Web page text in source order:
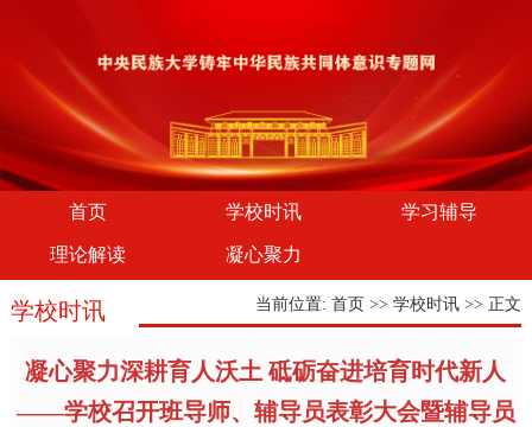
首页 学校时讯 学习辅导
理论解读 凝心聚力
学校时讯 当前位置:首页 >>学校时讯 >> 正文
凝心聚力深耕育人沃土 砥砺奋进培育时代新人
——学校召开班导师、辅导员表彰大会暨辅导员